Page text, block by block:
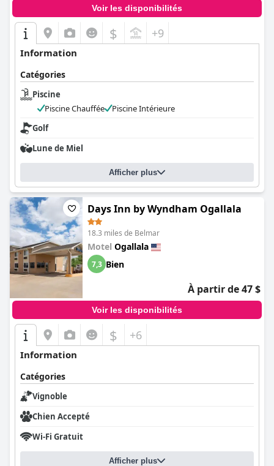
Voir les disponibilités
$ +9
Information
Catégories
Piscine
Piscine Chauffée
Piscine Intérieure
Golf
Lune de Miel
Afficher plus
Days Inn by Wyndham Ogallala
18.3 miles de Belmar
Motel Ogallala
7,3 Bien
À partir de 47 $
Voir les disponibilités
$ +6
Information
Catégories
Vignoble
Chien Accepté
Wi-Fi Gratuit
Afficher plus